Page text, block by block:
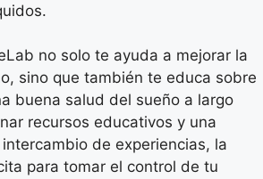
no solo te ayuda a mejorar la
sino que también te educa sobre
buena salud del sueño a largo
recursos educativos y una
de experiencias, la
para tomar el control de tu